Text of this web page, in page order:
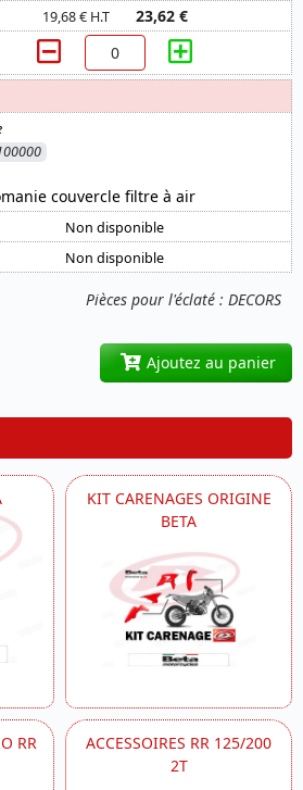
Pièces pour l'éclaté : DECORS
19,68 € H.T 23,62 €
couvercle filtre à air
Non disponible
Non disponible
Ajoutez au panier
KIT CARENAGES ORIGINE
BETA
RR
ACCESSOIRES RR 125/200
2T